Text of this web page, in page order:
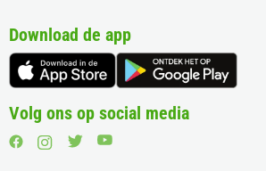
Download de app
Volg ons op social media